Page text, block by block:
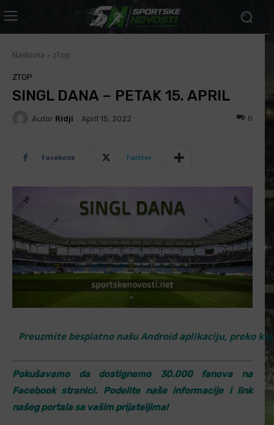
Naslovna zTop
ZTOP
SINGL DANA – PETAK 15. APRIL
Autor Ridji April 15, 2022 0
Facebook Twitter
Preuzmite besplatno našu Android aplikaciju, preko
Pokušavamo da dostignemo 30.000 fanova na
Facebook stranici. Podelite naše informacije i link
našeg portala sa vašim prijateljima!